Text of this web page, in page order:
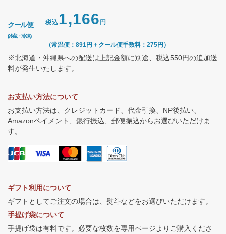
クール便
(冷蔵・冷凍)
税込1,166 円
（常温便：891円＋クール便手数料：275円）
※北海道・沖縄県への配送は上記金額に別途、税込550円の追加送
料が発生いたします。
お支払い方法について
お支払い方法は、クレジットカード、代金引換、NP後払い、
Amazonペイメント、銀行振込、郵便振込からお選びいただけま
す。
ギフト利用について
ギフトとしてご注文の場合は、熨斗などをお選びいただけます。
手提げ袋について
手提げ袋は有料です。必要な枚数を専用ページよりご購入くださ